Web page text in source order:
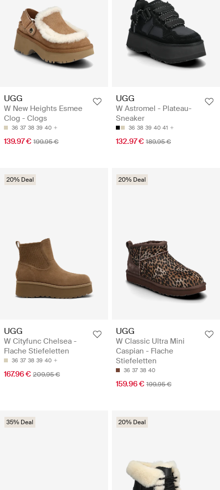
UGG
W New Heights Esmee
Clog - Clogs
36 37 38 39 40
139.97 € 199.95 €
UGG
W Astromel - Plateau-
Sneaker
36 38 39 40 41
132.97 € 189.95 €
20% Deal
UGG
W Cityfunc Chelsea -
Flache Stiefeletten
36 37 38 39 40
167.96 € 209.95 €
20% Deal
UGG
W Classic Ultra Mini
Caspian - Flache
Stiefeletten
36 37 38 40
159.96 € 199.95 €
35% Deal 20% Deal